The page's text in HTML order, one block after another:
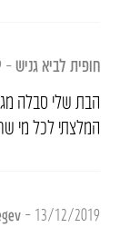
חופית לביא גניש–
הבת שלי סבלה
המלצתי לכל מי
– 13/12/2019